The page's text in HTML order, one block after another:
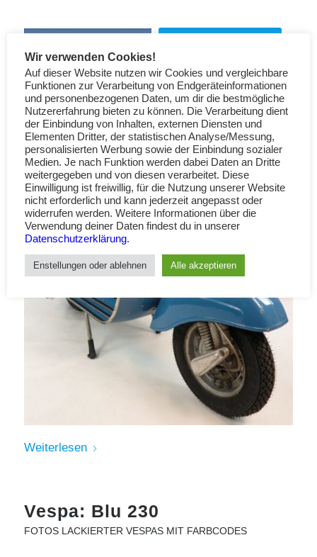
Lackstifte
Weiterlesen
Vespa: Blu 230
FOTOS LACKIERTER VESPAS MIT FARBCODES
Wir verwenden Cookies!
Auf dieser Website nutzen wir Cookies und vergleichbare
Funktionen zur Verarbeitung von Endgeräteinformationen
und personenbezogenen Daten, um dir die bestmögliche
Nutzererfahrung bieten zu können. Die Verarbeitung dient
der Einbindung von Inhalten, externen Diensten und
Elementen Dritter, der statistischen Analyse/Messung,
personalisierten Werbung sowie der Einbindung sozialer
Medien. Je nach Funktion werden dabei Daten an Dritte
weitergegeben und von diesen verarbeitet. Diese
Einwilligung ist freiwillig, für die Nutzung unserer Website
nicht erforderlich und kann jederzeit angepasst oder
widerrufen werden. Weitere Informationen über die
Verwendung deiner Daten findest du in unserer
Datenschutzerklärung.
Enstellungen oder ablehnen Alle akzeptieren